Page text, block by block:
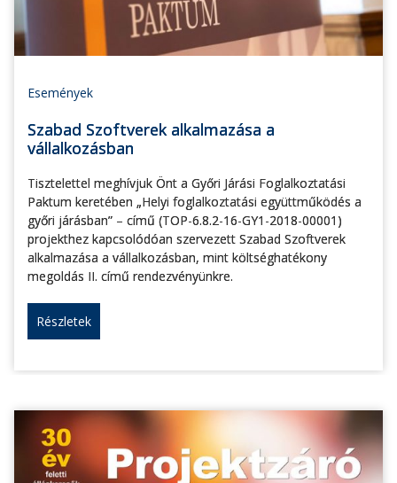
Események
Szabad Szoftverek alkalmazása a
vállalkozásban
Tisztelettel meghívjuk Önt a Győri Járási Foglalkoztatási
Paktum keretében „Helyi foglalkoztatási együttműködés a
győri járásban” – című (TOP-6.8.2-16-GY1-2018-00001)
projekthez kapcsolódóan szervezett Szabad Szoftverek
alkalmazása a vállalkozásban, mint költséghatékony
megoldás II. című rendezvényünkre.
Részletek